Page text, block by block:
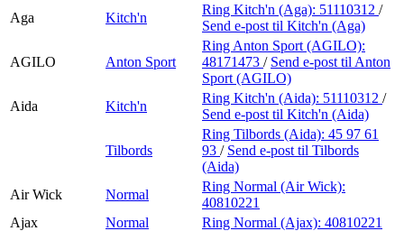
Aga
Kitch'n
Ring Kitch'n (Aga): 51110312 /
Send e-post til Kitch'n (Aga)
AGILO Anton Sport
Ring Anton Sport (AGILO):
48171473 / Send e-post til Anton
Sport (AGILO)
Aida
Kitch'n
Ring Kitch'n (Aida): 51110312 /
Send e-post til Kitch'n (Aida)
Tilbords
Ring Tilbords (Aida): 45 97 61
93 / Send e-post til Tilbords
(Aida)
Air Wick
Normal
Ring Normal (Air Wick):
40810221
Ajax
Normal Ring Normal (Ajax): 40810221